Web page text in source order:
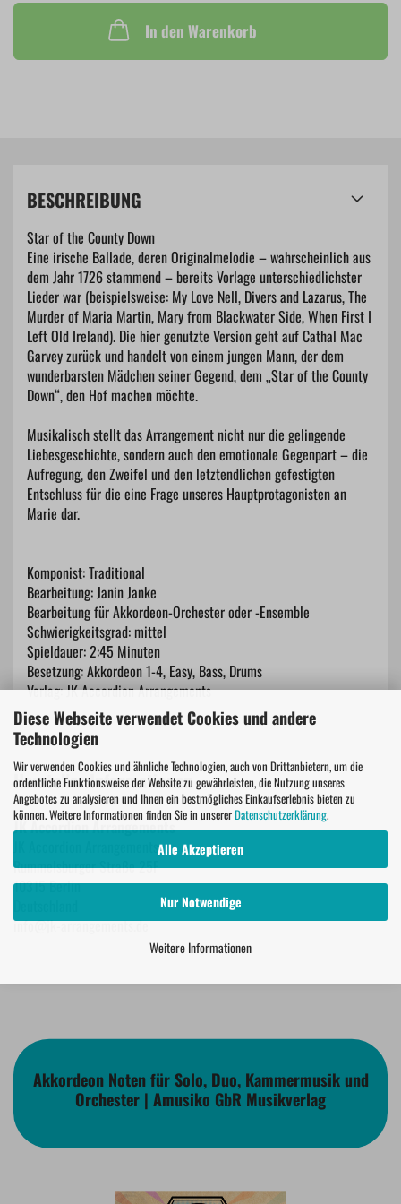
Diese Webseite verwendet Cookies und andere
Technologien
Wir verwenden Cookies und ähnliche Technologien, auch von Drittanbietern, um die
ordentliche Funktionsweise der Website zu gewährleisten, die Nutzung unseres
Angebotes zu analysieren und Ihnen ein bestmögliches Einkaufserlebnis bieten zu
können. Weitere Informationen finden Sie in unsererDatenschutzerklärung.
Alle Akzeptieren
Nur Notwendige
Weitere Informationen
In den Warenkorb
BESCHREIBUNG
Star of the County Down
Eine irische Ballade, deren Originalmelodie – wahrscheinlich aus
dem Jahr 1726 stammend – bereits Vorlage unterschiedlichster
Lieder war (beispielsweise: My Love Nell, Divers and Lazarus, The
Murder of Maria Martin, Mary from Blackwater Side, When First I
Left Old Ireland). Die hier genutzte Version geht auf Cathal Mac
Garvey zurück und handelt von einem jungen Mann, der dem
wunderbarsten Mädchen seiner Gegend, dem „Star of the County
Down“, den Hof machen möchte.
Musikalisch stellt das Arrangement nicht nur die gelingende
Liebesgeschichte, sondern auch den emotionale Gegenpart – die
Aufregung, den Zweifel und den letztendlichen gefestigten
Entschluss für die eine Frage unseres Hauptprotagonisten an
Marie dar.
Komponist: Traditional
Bearbeitung: Janin Janke
Bearbeitung für Akkordeon-Orchester oder -Ensemble
Schwierigkeitsgrad: mittel
Spieldauer: 2:45 Minuten
Besetzung: Akkordeon 1-4, Easy, Bass, Drums
Verlag: JK Accordion Arrangements
Hersteller Informationen
JK Accordion Arrangements
JK Accordion Arrangements
Rummelsburger Straße 25F
10315 Berlin
info@jk-arrangements.de
Akkordeon Noten für Solo, Duo, Kammermusik und
Orchester | Amusiko GbR Musikverlag